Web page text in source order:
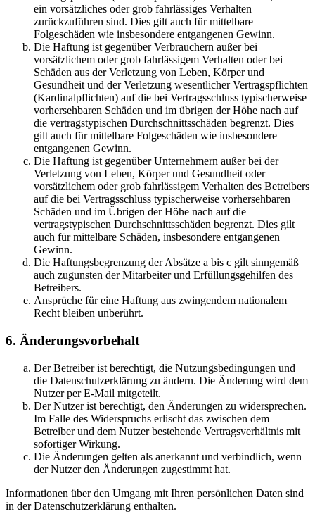
ein vorsätzliches oder grob fahrlässiges Verhalten
zurückzuführen sind. Dies gilt auch für mittelbare
Folgeschäden wie insbesondere entgangenen Gewinn.
Die Haftung ist gegenüber Verbrauchern außer bei
vorsätzlichem oder grob fahrlässigem Verhalten oder bei
Schäden aus der Verletzung von Leben, Körper und
Gesundheit und der Verletzung wesentlicher Vertragspflichten
(Kardinalpflichten) auf die bei Vertragsschluss typischerweise
vorhersehbaren Schäden und im übrigen der Höhe nach auf
die vertragstypischen Durchschnittsschäden begrenzt. Dies
gilt auch für mittelbare Folgeschäden wie insbesondere
entgangenen Gewinn.
Die Haftung ist gegenüber Unternehmern außer bei der
Verletzung von Leben, Körper und Gesundheit oder
vorsätzlichem oder grob fahrlässigem Verhalten des Betreibers
auf die bei Vertragsschluss typischerweise vorhersehbaren
Schäden und im Übrigen der Höhe nach auf die
vertragstypischen Durchschnittsschäden begrenzt. Dies gilt
auch für mittelbare Schäden, insbesondere entgangenen
Gewinn.
Die Haftungsbegrenzung der Absätze a bis c gilt sinngemäß
auch zugunsten der Mitarbeiter und Erfüllungsgehilfen des
Betreibers.
Ansprüche für eine Haftung aus zwingendem nationalem
Recht bleiben unberührt.
6. Änderungsvorbehalt
Der Betreiber ist berechtigt, die Nutzungsbedingungen und
die Datenschutzerklärung zu ändern. Die Änderung wird dem
Nutzer per E-Mail mitgeteilt.
Der Nutzer ist berechtigt, den Änderungen zu widersprechen.
Im Falle des Widerspruchs erlischt das zwischen dem
Betreiber und dem Nutzer bestehende Vertragsverhältnis mit
sofortiger Wirkung.
Die Änderungen gelten als anerkannt und verbindlich, wenn
der Nutzer den Änderungen zugestimmt hat.
Informationen über den Umgang mit Ihren persönlichen Daten sind
in der Datenschutzerklärung enthalten.